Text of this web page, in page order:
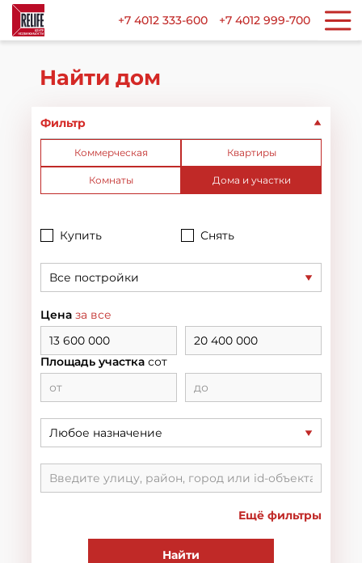
+7 4012 333-600 +7 4012 999-700
Найти дом
Фильтр
Коммерческая Квартиры
Комнаты Дома и участки
Купить Снять
Все постройки
Цена за все
Площадь участка сот
Любое назначение
Ещё фильтры
Найти